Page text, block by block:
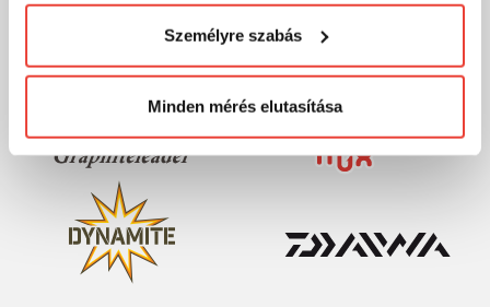
megváltoztathatod a döntésed ezzel kapcsolatban.
Előre is köszönjük!
Személyre szabás
Minden mérés elutasítása